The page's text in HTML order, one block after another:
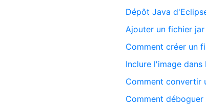
Dépôt Java
Ajouter un fichier
Comment créer un
Inclure l'image
Comment convertir
Comment